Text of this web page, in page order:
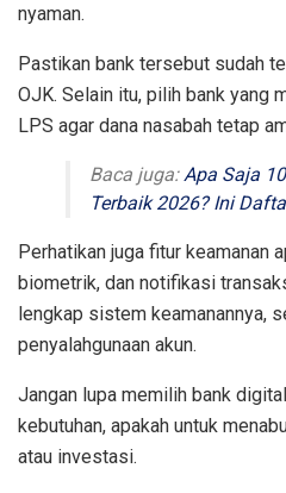
nyaman.
Pastikan bank tersebut sudah
OJK. Selain itu, pilih bank yang
LPS agar dana nasabah tetap
Baca juga:Apa Saja
Terbaik 2026? Ini
Perhatikan juga fitur keamanan
biometrik, dan notifikasi
lengkap sistem keamanannya,
penyalahgunaan akun.
Jangan lupa memilih bank
kebutuhan, apakah untuk
atau investasi.